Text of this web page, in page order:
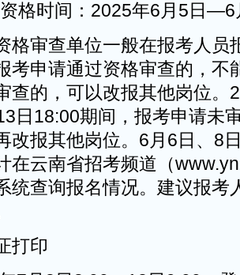
格时间：2025年6月5日—6
格审查单位一般在报考人员
考申请通过资格审查的，不
查的，可以改报其他岗位。
日18:00期间，报考申请未
改报其他岗位。6月6日、8
在云南省招考频道（
统查询报名情况。建议报考
打印